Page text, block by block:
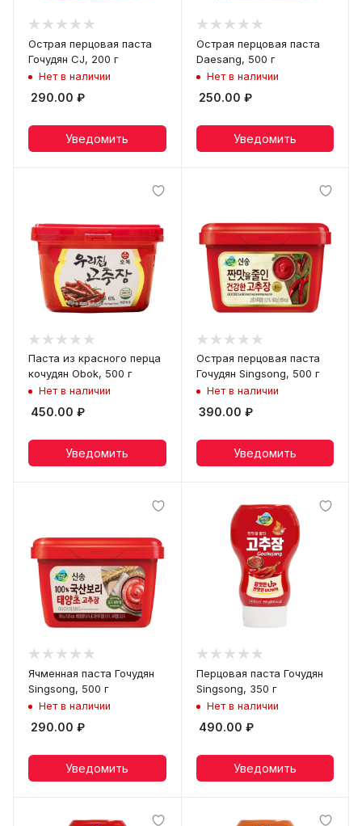
Острая перцовая паста
Гочудян CJ, 200 г
Нет в наличии
290.00 ₽
Уведомить
Острая перцовая паста
Daesang, 500 г
Нет в наличии
250.00 ₽
Уведомить
Паста из красного перца
кочудян Obok, 500 г
Нет в наличии
450.00 ₽
Уведомить
Острая перцовая паста
Гочудян Singsong, 500 г
Нет в наличии
390.00 ₽
Уведомить
Ячменная паста Гочудян
Singsong, 500 г
Нет в наличии
290.00 ₽
Уведомить
Перцовая паста Гочудян
Singsong, 350 г
Нет в наличии
490.00 ₽
Уведомить